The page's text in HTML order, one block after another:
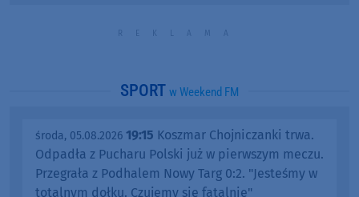
SPORT w Weekend FM
środa, 05.08.2026 19:15 Koszmar Chojniczanki trwa.
Odpadła z Pucharu Polski już w pierwszym meczu.
Przegrała z Podhalem Nowy Targ 0:2. "Jesteśmy w
totalnym dołku. Czujemy się fatalnie"